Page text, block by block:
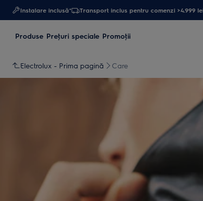
Instalare inclusă* Transport inclus pentru comenzi >4.999
Produse Preţuri speciale Promoţii
Electrolux - Prima pagină Care